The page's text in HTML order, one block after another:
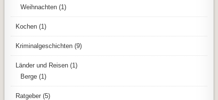
Weihnachten (1)
Kochen (1)
Kriminalgeschichten (9)
Länder und Reisen (1)
Berge (1)
Ratgeber (5)